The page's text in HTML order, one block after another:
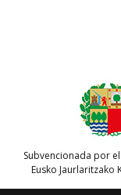
Subvencionada por
Eusko Jaurlaritzako